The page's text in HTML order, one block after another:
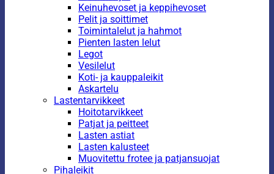
Keinuhevoset ja keppihevoset
Pelit ja soittimet
Toimintalelut ja hahmot
Pienten lasten lelut
Legot
Vesilelut
Koti- ja kauppaleikit
Askartelu
Lastentarvikkeet
Hoitotarvikkeet
Patjat ja peitteet
Lasten astiat
Lasten kalusteet
Muovitettu frotee ja patjansuojat
Pihaleikit